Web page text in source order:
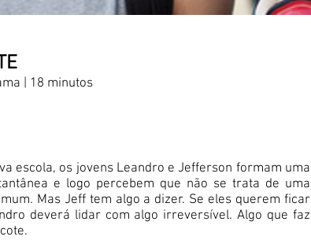
| 18 minutos
escola, os jovens Leandro e Jefferson formam uma
e logo percebem que não se trata de uma
Mas Jeff tem algo a dizer. Se eles querem ficar
deverá lidar com algo irreversível. Algo que faz